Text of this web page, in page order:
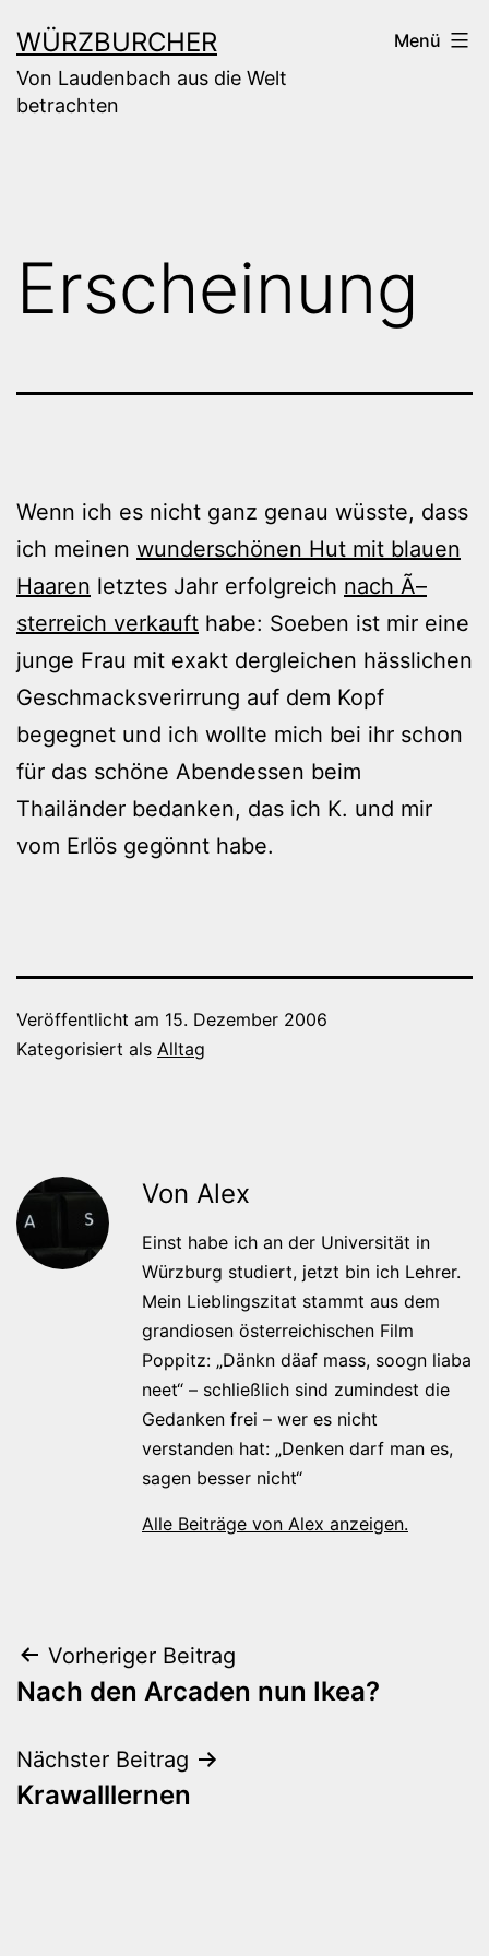
Inhalt
springen
WÜRZBURCHER
Von Laudenbach aus die Welt
betrachten
Menü
Erscheinung
Wenn ich es nicht ganz genau wüsste, dass
ich meinen wunderschönen Hut mit blauen
Haaren letztes Jahr erfolgreich nach Ã–
sterreich verkauft habe: Soeben ist mir eine
junge Frau mit exakt dergleichen hässlichen
Geschmacksverirrung auf dem Kopf
begegnet und ich wollte mich bei ihr schon
für das schöne Abendessen beim
Thailänder bedanken, das ich K. und mir
vom Erlös gegönnt habe.
Veröffentlicht am 15. Dezember 2006
Kategorisiert als Alltag
Von Alex
Einst habe ich an der Universität in
Würzburg studiert, jetzt bin ich Lehrer.
Mein Lieblingszitat stammt aus dem
grandiosen österreichischen Film
Poppitz: „Dänkn däaf mass, soogn liaba
neet“ – schließlich sind zumindest die
Gedanken frei – wer es nicht
verstanden hat: „Denken darf man es,
sagen besser nicht“
Alle Beiträge von Alex anzeigen.
Beitragsnavigation
Vorheriger Beitrag
Nach den Arcaden nun Ikea?
Nächster Beitrag
Krawalllernen